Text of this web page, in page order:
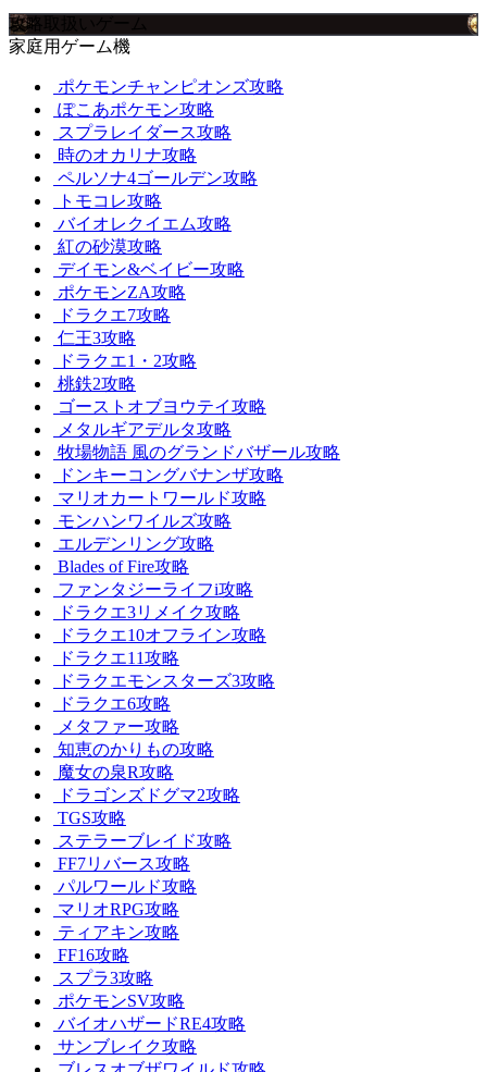
攻略取扱いゲーム
家庭用ゲーム機
ポケモンチャンピオンズ攻略
ぽこあポケモン攻略
スプラレイダース攻略
時のオカリナ攻略
ペルソナ4ゴールデン攻略
トモコレ攻略
バイオレクイエム攻略
紅の砂漠攻略
デイモン&ベイビー攻略
ポケモンZA攻略
ドラクエ7攻略
仁王3攻略
ドラクエ1・2攻略
桃鉄2攻略
ゴーストオブヨウテイ攻略
メタルギアデルタ攻略
牧場物語 風のグランドバザール攻略
ドンキーコングバナンザ攻略
マリオカートワールド攻略
モンハンワイルズ攻略
エルデンリング攻略
Blades of Fire攻略
ファンタジーライフi攻略
ドラクエ3リメイク攻略
ドラクエ10オフライン攻略
ドラクエ11攻略
ドラクエモンスターズ3攻略
ドラクエ6攻略
メタファー攻略
知恵のかりもの攻略
魔女の泉R攻略
ドラゴンズドグマ2攻略
TGS攻略
ステラーブレイド攻略
FF7リバース攻略
パルワールド攻略
マリオRPG攻略
ティアキン攻略
FF16攻略
スプラ3攻略
ポケモンSV攻略
バイオハザードRE4攻略
サンブレイク攻略